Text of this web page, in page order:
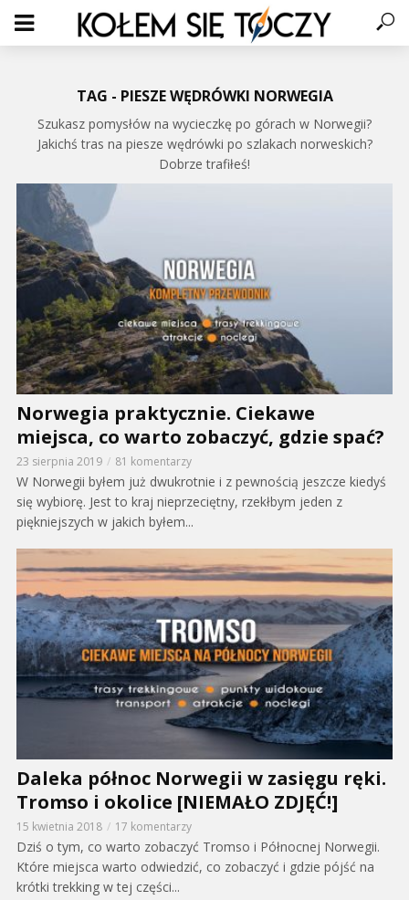
TAG - PIESZE WĘDRÓWKI NORWEGIA
Szukasz pomysłów na wycieczkę po górach w Norwegii?
Jakichś tras na piesze wędrówki po szlakach norweskich?
Dobrze trafiłeś!
Norwegia praktycznie. Ciekawe
miejsca, co warto zobaczyć, gdzie spać?
23 sierpnia 2019 81 komentarzy
W Norwegii byłem już dwukrotnie i z pewnością jeszcze kiedyś
się wybiorę. Jest to kraj nieprzeciętny, rzekłbym jeden z
piękniejszych w jakich byłem...
Daleka północ Norwegii w zasięgu ręki.
Tromso i okolice [NIEMAŁO ZDJĘĆ!]
15 kwietnia 2018 17 komentarzy
Dziś o tym, co warto zobaczyć Tromso i Północnej Norwegii.
Które miejsca warto odwiedzić, co zobaczyć i gdzie pójść na
krótki trekking w tej części...